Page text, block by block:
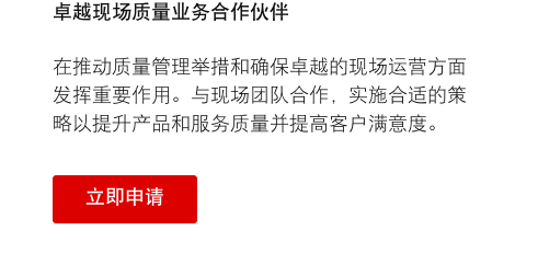
卓越现场质量业务合作伙伴
在推动质量管理举措和确保卓越的现场运营方面
发挥重要作用。与现场团队合作，实施合适的策
略以提升产品和服务质量并提高客户满意度。
立即申请